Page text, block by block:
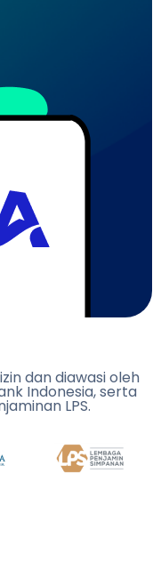
dan diawasi oleh
Indonesia, serta
LPS.